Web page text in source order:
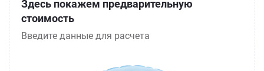
Здесь покажем предварительную
стоимость
Введите данные для расчета